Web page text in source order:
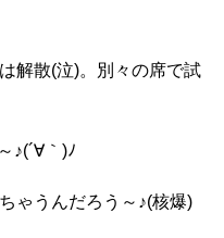
解散(泣)。別々の席で試
♪(´∀｀)ﾉ
ゃうんだろう～♪(核爆)